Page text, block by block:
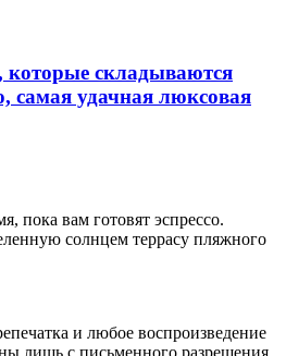
которые складываются
самая удачная люксовая
пока вам готовят эспрессо.
солнцем террасу пляжного
и любое воспроизведение
лишь с письменного разрешения.